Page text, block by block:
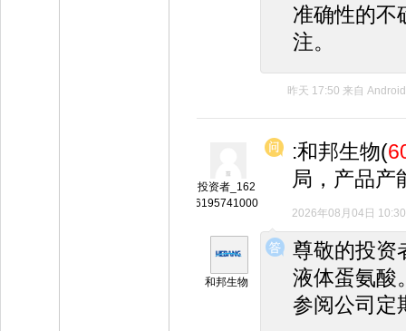
准确性的不
注。
昨天 17:50 来自 Android
投资者_162
6195741000
:和邦生物(
局，产品产
2026年08月04日 10:30
◆
◆
和邦生物
尊敬的投资
液体蛋氨酸
参阅公司定